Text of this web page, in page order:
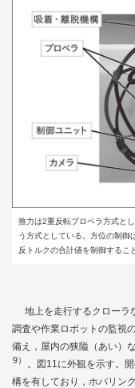
推力は2重反転プロペラ方式と
う方式としている。方位の制御
反トルクの合計値を制御するこ
地上を走行するクローラ
調査や作業ロボットの監視
備え，屋内の狭隘（あい）
9） 。 図11に外観を示す。
構を有しており，ホバリン